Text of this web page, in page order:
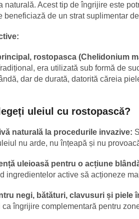
naturală. Acest tip de îngrijire este
beneficiază de un strat suplimentar
rostopasca (Chelidonium
era utilizată sub formă de
dar de durată, datorită căreia
uleiul cu rostopască?
naturală la procedurile invazive:
nu arde, nu înțeapă și nu
uleioasă pentru o acțiune
ingredientelor active să acționeze
negi, bătături, clavusuri și piele
ca îngrijire complementară pentru